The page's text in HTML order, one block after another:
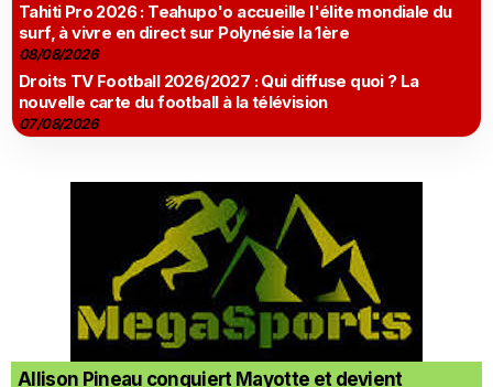
Tahiti Pro 2026 : Teahupo'o accueille l'élite mondiale du
surf, à vivre en direct sur Polynésie la 1ère
08/08/2026
Droits TV Football 2026/2027 : Qui diffuse quoi ? La
nouvelle carte du football à la télévision
07/08/2026
Allison Pineau conquiert Mayotte et devient